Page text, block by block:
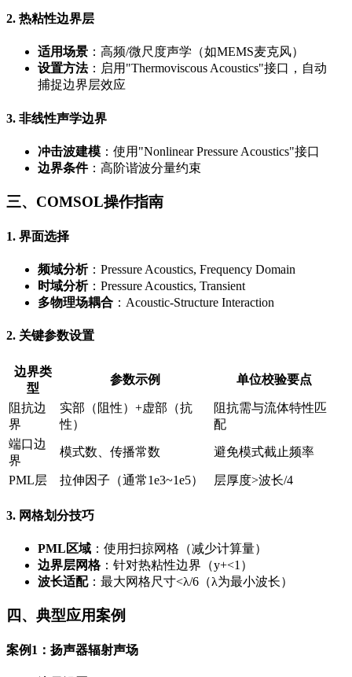
2. 热粘性边界层
适用场景 ：高频/微尺度声学（如MEMS麦克风）
设置方法：启用"Thermoviscous Acoustics"接口，自动
捕捉边界层效应
3. 非线性声学边界
冲击波建模 ：使用"Nonlinear Pressure Acoustics"接口
边界条件：高阶谐波分量约束
三、COMSOL操作指南
1. 界面选择
频域分析：Pressure Acoustics, Frequency Domain
时域分析：Pressure Acoustics, Transient
多物理场耦合 ：Acoustic-Structure Interaction
2. 关键参数设置
边界类
型
参数示例 单位校验要点
阻抗边
界
实部（阻性）+虚部（抗
性）
阻抗需与流体特性匹
配
端口边
界
模式数、传播常数 避免模式截止频率
PML层 拉伸因子（通常1e3~1e5） 层厚度>波长/4
3. 网格划分技巧
PML区域 ：使用扫掠网格（减少计算量）
边界层网格：针对热粘性边界（y+<1）
波长适配：最大网格尺寸<λ/6（λ为最小波长）
四、典型应用案例
案例1：扬声器辐射声场